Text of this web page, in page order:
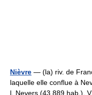
Nièvre — (la) riv. de
laquelle elle conflue à
l. Nevers (43 889 hab.).